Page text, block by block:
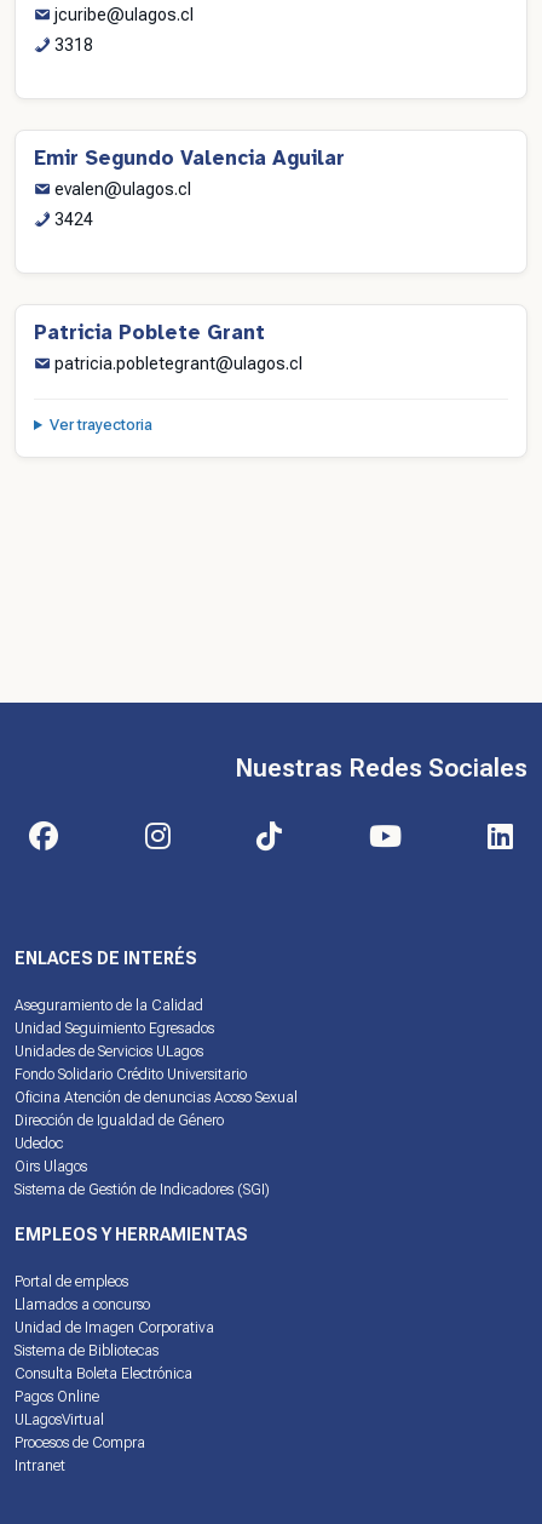
jcuribe@ulagos.cl
3318
Emir Segundo Valencia Aguilar
evalen@ulagos.cl
3424
Patricia Poblete Grant
patricia.pobletegrant@ulagos.cl
Ver trayectoria
ENLACES DE INTERÉS
Aseguramiento de la Calidad
Unidad Seguimiento Egresados
Unidades de Servicios ULagos
Fondo Solidario Crédito Universitario
Oficina Atención de denuncias Acoso Sexual
Dirección de Igualdad de Género
Udedoc
Oirs Ulagos
Sistema de Gestión de Indicadores (SGI)
EMPLEOS Y HERRAMIENTAS
Portal de empleos
Llamados a concurso
Unidad de Imagen Corporativa
Sistema de Bibliotecas
Consulta Boleta Electrónica
Pagos Online
ULagosVirtual
Procesos de Compra
Intranet
Nuestras Redes Sociales